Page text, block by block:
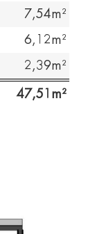
7,54
6,12
2,39
47,51